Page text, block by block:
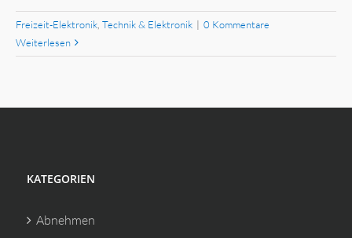
Freizeit-Elektronik Technik & Elektronik | 0 Kommentare
Weiterlesen
KATEGORIEN
Abnehmen